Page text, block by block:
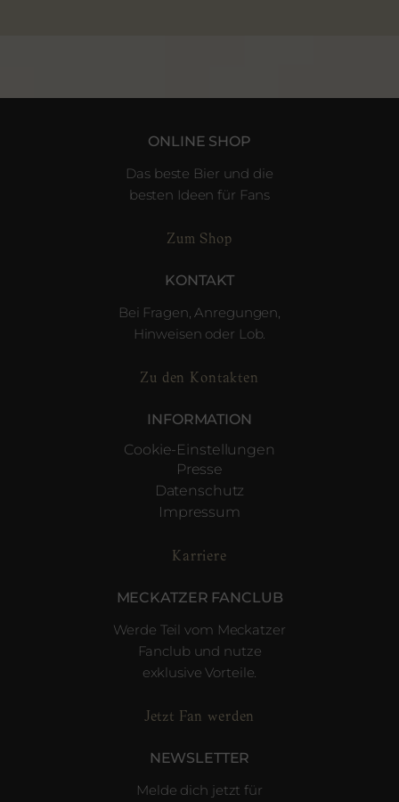
ONLINE SHOP
Das beste Bier und die
besten Ideen für Fans
Zum Shop
KONTAKT
Bei Fragen, Anregungen,
Hinweisen oder Lob.
Zu den Kontakten
INFORMATION
Cookie-Einstellungen
Presse
Datenschutz
Impressum
Karriere
MECKATZER FANCLUB
Werde Teil vom Meckatzer
Fanclub und nutze
exklusive Vorteile.
Jetzt Fan werden
NEWSLETTER
Melde dich jetzt für